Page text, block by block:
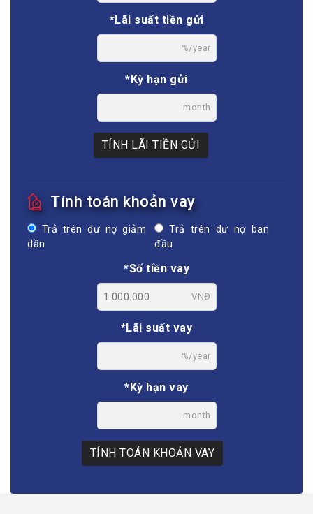
*Lãi suất tiền gửi
%/year
*Kỳ hạn gửi
month
TÍNH LÃI TIỀN GỬI
Tính toán khoản vay
Trả trên dư nợ giảm
dần
Trả trên dư nợ ban
đầu
*Số tiền vay
VNĐ
*Lãi suất vay
%/year
*Kỳ hạn vay
month
TÍNH TOÁN KHOẢN VAY